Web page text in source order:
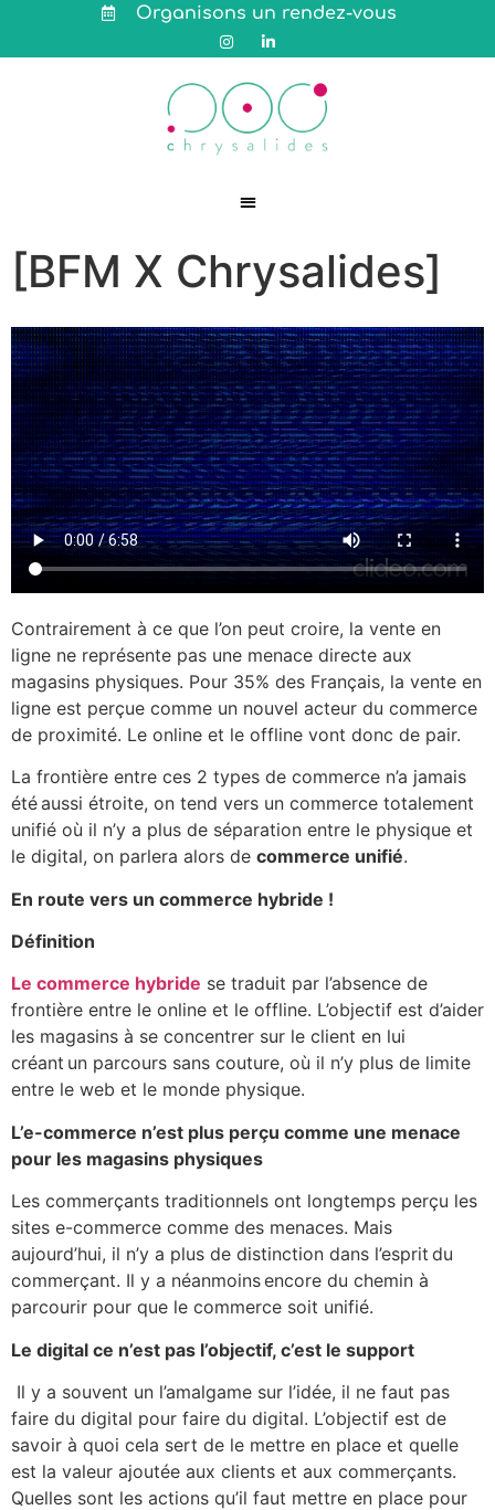
Organisons un rendez-vous
[BFM X Chrysalides]
Contrairement à ce que l’on peut croire, la vente en
ligne ne représente pas une menace directe aux
magasins physiques. Pour 35% des Français, la vente en
ligne est perçue comme un nouvel acteur du commerce
de proximité. Le online et le offline vont donc de pair.
La frontière entre ces 2 types de commerce n’a jamais
été aussi étroite, on tend vers un commerce totalement
unifié où il n’y a plus de séparation entre le physique et
le digital, on parlera alors de commerce unifié.
En route vers un commerce hybride !
Définition
Le commerce hybride se traduit par l’absence de
frontière entre le online et le offline. L’objectif est d’aider
les magasins à se concentrer sur le client en lui
créant un parcours sans couture, où il n’y plus de limite
entre le web et le monde physique.
L’e-commerce n’est plus perçu comme une menace
pour les magasins physiques
Les commerçants traditionnels ont longtemps perçu les
sites e-commerce comme des menaces. Mais
aujourd’hui, il n’y a plus de distinction dans l’esprit du
commerçant. Il y a néanmoins encore du chemin à
parcourir pour que le commerce soit unifié.
Le digital ce n’est pas l’objectif, c’est le support
Il y a souvent un l’amalgame sur l’idée, il ne faut pas
faire du digital pour faire du digital. L’objectif est de
savoir à quoi cela sert de le mettre en place et quelle
est la valeur ajoutée aux clients et aux commerçants.
Quelles sont les actions qu’il faut mettre en place pour